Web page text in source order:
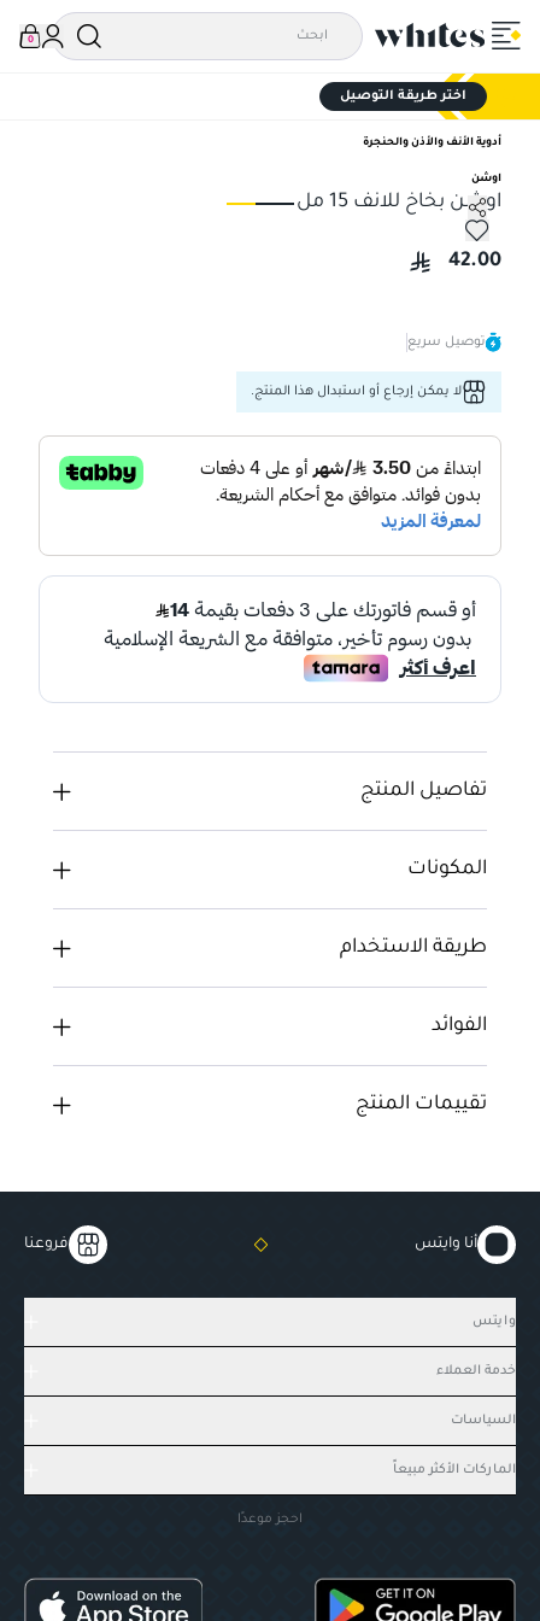
0
اختر طريقة التوصيل
أدوية الأنف والأذن والحنجرة
اوشن
اوشن بخاخ للانف 15 مل
اوشن بخاخ للانف 15 مل
42.00
توصيل سريع
لا يمكن إرجاع أو استبدال هذا المنتج.
تفاصيل المنتج
المكونات
طريقة الاستخدام
الفوائد
تقييمات المنتج
أنا وايتس فروعنا
وايتس
خدمة العملاء
السياسات
الماركات الأكثر مبيعاً
احجز موعدًا